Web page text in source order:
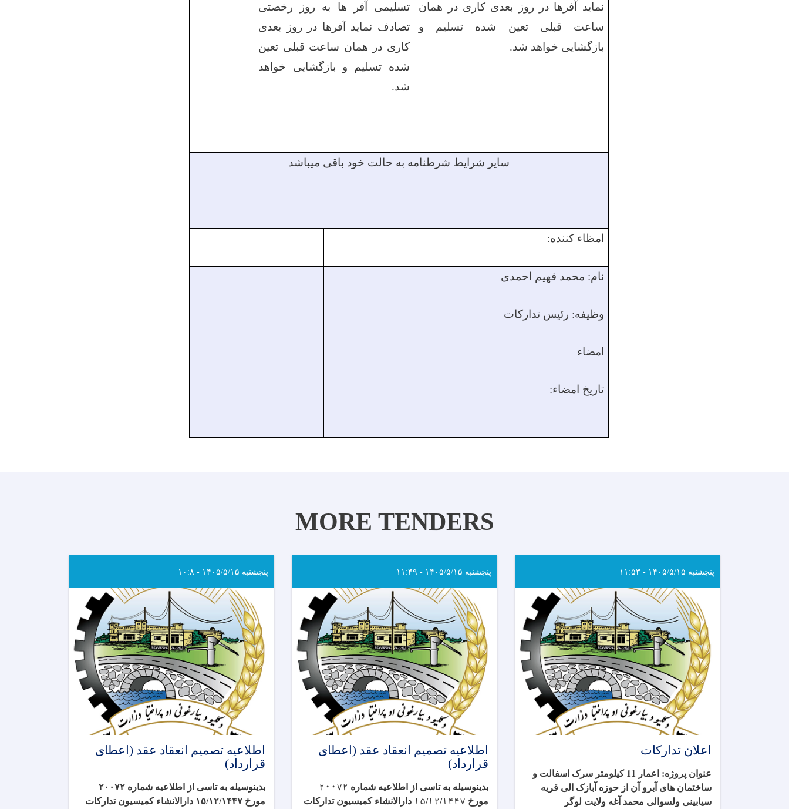
نماید آفرها در روز
بعدی کاری در
همان
ساعت قبلی تعین شده تسلیم و
بازگشایی خواهد شد.
تسلیمی آفر ها به روز رخصتی
تصادف نماید آفرها در روز
بعدی
کاری در همان ساعت قبلی تعین
شده تسلیم و
بازگشایی
خواهد
شد.
سایر شرایط شرطنامه به حالت خود باقی میباشد
امظاء کننده:
نام: محمد فهیم احمدی
وظیفه: رئیس تدارکات
امضاء
تاریخ امضاء:
MORE TENDERS
پنجشنبه ۱۴۰۵/۵/۱۵ - ۱۱:۵۳
اعلان تدارکات
عنوان پروژه: اعمار 11 کیلومتر سرک اسفالت و
ساختمان های آبرو آن از حوزه آبازک الی قریه
سیابینی ولسوالی محمد آغه ولایت لوگر
پنجشنبه ۱۴۰۵/۵/۱۵ - ۱۱:۴۹
اطلاعیه تصمیم انعقاد عقد (اعطای
قرارداد)
بدینوسیله به تاسی از اطلاعیه شماره ۲۰۰۷۲
مورخ
۱۵/۱۲/۱۴۴۷ دارالانشاء کمیسیون تدارکات
پنجشنبه ۱۴۰۵/۵/۱۵ - ۱۰:۸
اطلاعیه تصمیم انعقاد عقد (اعطای
قرارداد)
بدینوسیله به تاسی از اطلاعیه شماره ۲۰۰۷۲
مورخ ۱۵/۱۲/۱۴۴۷ دارالانشاء کمیسیون تدارکات